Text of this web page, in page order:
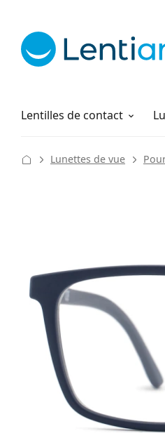
Lentilles de contact
Produits d'entretien
Comment commander
Lunettes de vue
Largeur
37 mm
Hauteur des verres